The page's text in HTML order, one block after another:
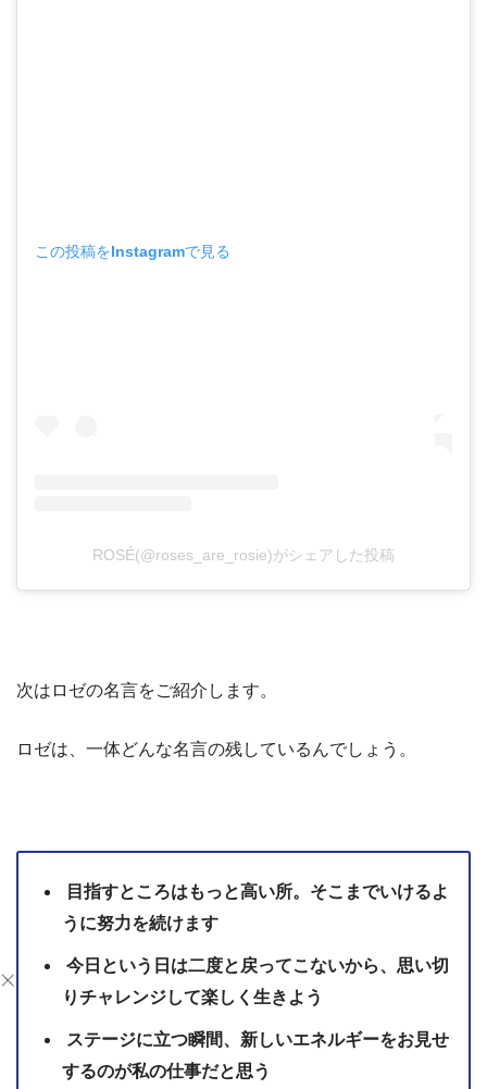
この投稿をInstagramで見る
ROSÉ(@roses_are_rosie)がシェアした投稿
次はロゼの名言をご紹介します。
ロゼは、一体どんな名言の残しているんでしょう。
目指すところはもっと高い所。そこまでいけるよ
うに努力を続けます
今日という日は二度と戻ってこないから、思い切
りチャレンジして楽しく生きよう
ステージに立つ瞬間、新しいエネルギーをお見せ
するのが私の仕事だと思う